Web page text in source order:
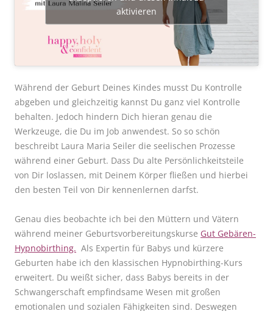
aktivieren
Während der Geburt Deines Kindes musst Du Kontrolle
abgeben und gleichzeitig kannst Du ganz viel Kontrolle
behalten. Jedoch hindern Dich hieran genau die
Werkzeuge, die Du im Job anwendest. So so schön
beschreibt Laura Maria Seiler die seelischen Prozesse
während einer Geburt. Dass Du alte Persönlichkeitsteile
von Dir loslassen, mit Deinem Körper fließen und hierbei
den besten Teil von Dir kennenlernen darfst.
Genau dies beobachte ich bei den Müttern und Vätern
während meiner Geburtsvorbereitungskurse Gut Gebären-
Hypnobirthing. Als Expertin für Babys und kürzere
Geburten habe ich den klassischen Hypnobirthing-Kurs
erweitert. Du weißt sicher, dass Babys bereits in der
Schwangerschaft empfindsame Wesen mit großen
emotionalen und sozialen Fähigkeiten sind. Deswegen